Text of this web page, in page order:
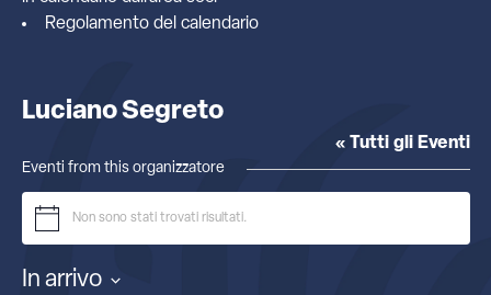
Regolamento del calendario
Luciano Segreto
« Tutti gli Eventi
Eventi from this organizzatore
Non sono stati trovati risultati.
In arrivo